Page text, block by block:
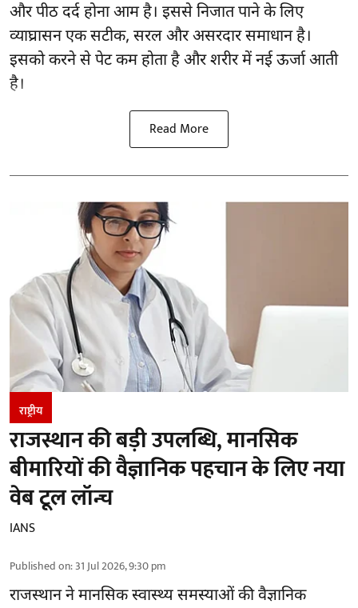
औरपीठ दर्दहोना आम है। इससे निजात पाने के लिए
व्याघ्रासन एक सटीक, सरल और असरदार समाधान है।
इसको करने से पेट कम होता है और शरीर में नई ऊर्जा आती
है।
Read More
राष्ट्रीय
राजस्थान की बड़ी उपलब्धि, मानसिक
बीमारियों की वैज्ञानिक पहचान के लिए नया
वेब टूल लॉन्च
IANS
Published on:31 Jul 2026, 9:30 pm
राजस्थान ने मानसिक स्वास्थ्य समस्याओं की वैज्ञानिक